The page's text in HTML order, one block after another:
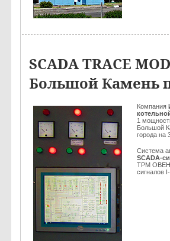
SCADA TRACE
Большой Камень
Компания
1
Большой
города на
Система
SCADA-
ТРМ ОВЕН,
сигналов